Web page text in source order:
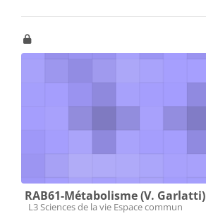
RAB61-Métabolisme (V. Garlatti)
Catégorie de cours
L3 Sciences de la vie Espace commun